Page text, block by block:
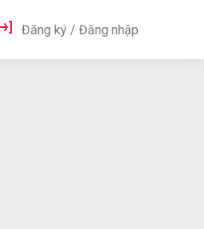
Đăng ký / Đăng nhập